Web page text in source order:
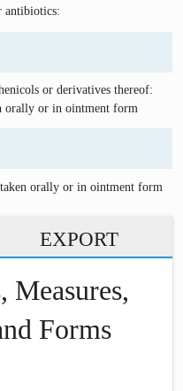
antibiotics:
or derivatives thereof:
orally or in ointment form
orally or in ointment form
EXPORT
Forms